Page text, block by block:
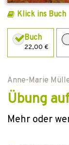
Klick ins Buch
Buch
22,00 €
Anne-Marie
Übung
Mehr oder